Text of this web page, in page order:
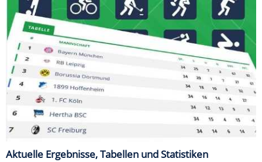
Aktuelle Ergebnisse, Tabellen und Statistiken